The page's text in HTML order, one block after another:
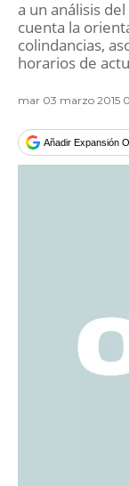
a un análisis
cuenta la
colindancias,
horarios de
mar 03 marzo 2015
Añadir Expansión